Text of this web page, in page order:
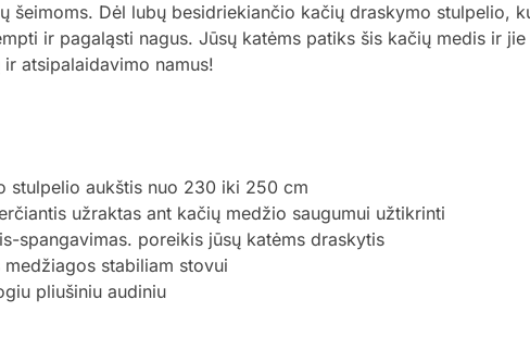
šeimoms. Dėl lubų besidriekiančio kačių draskymo stulpelio,
ir pagaląsti nagus. Jūsų katėms patiks šis kačių medis ir
atsipalaidavimo namus!
stulpelio aukštis nuo 230 iki 250 cm
užraktas ant kačių medžio saugumui užtikrinti
spangavimas. poreikis jūsų katėms draskytis
stabiliam stovui
pliušiniu audiniu